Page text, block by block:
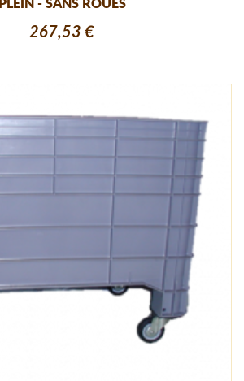
PLEIN - SANS ROUES
267,53 €